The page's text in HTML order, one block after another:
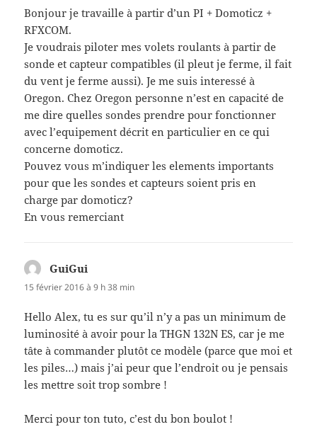
Bonjour je travaille à partir d’un PI + Domoticz +
RFXCOM.
Je voudrais piloter mes volets roulants à partir de
sonde et capteur compatibles (il pleut je ferme, il fait
du vent je ferme aussi). Je me suis interessé à
Oregon. Chez Oregon personne n’est en capacité de
me dire quelles sondes prendre pour fonctionner
avec l’equipement décrit en particulier en ce qui
concerne domoticz.
Pouvez vous m’indiquer les elements importants
pour que les sondes et capteurs soient pris en
charge par domoticz?
En vous remerciant
GuiGui
15 février 2016 à 9 h 38 min
Hello Alex, tu es sur qu’il n’y a pas un minimum de
luminosité à avoir pour la THGN 132N ES, car je me
tâte à commander plutôt ce modèle (parce que moi et
les piles…) mais j’ai peur que l’endroit ou je pensais
les mettre soit trop sombre !
Merci pour ton tuto, c’est du bon boulot !